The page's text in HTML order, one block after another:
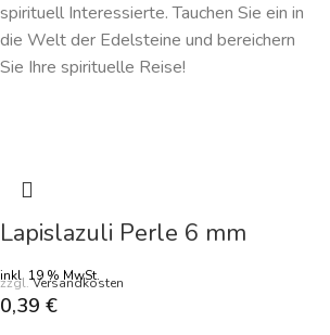
spirituell Interessierte. Tauchen Sie ein in
die Welt der Edelsteine und bereichern
Sie Ihre spirituelle Reise!
Lapislazuli Perle 6 mm
inkl. 19 % MwSt.
zzgl.Versandkosten
0,39 €